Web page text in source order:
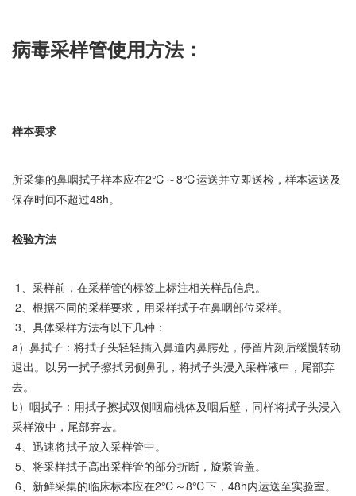
病毒采样管使用方法：
样本要求
所采集的鼻咽拭子样本应在2℃～8℃运送并立即送检，样本运送及
保存时间不超过48h。
检验方法
1、采样前，在采样管的标签上标注相关样品信息。
2、根据不同的采样要求，用采样拭子在鼻咽部位采样。
3、具体采样方法有以下几种：
a）鼻拭子：将拭子头轻轻插入鼻道内鼻腭处，停留片刻后缓慢转动
退出。以另一拭子擦拭另侧鼻孔，将拭子头浸入采样液中，尾部弃
去。
b）咽拭子：用拭子擦拭双侧咽扁桃体及咽后壁，同样将拭子头浸入
采样液中，尾部弃去。
4、迅速将拭子放入采样管中。
5、将采样拭子高出采样管的部分折断，旋紧管盖。
6、新鲜采集的临床标本应在2℃～8℃下，48h内运送至实验室。